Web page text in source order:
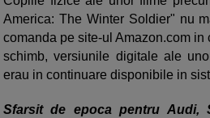
America: The Winter Soldier" nu
comanda pe site-ul Amazon.com
schimb, versiunile digitale ale
erau in continuare disponibile in
Sfarsit de epoca pentru Audi,